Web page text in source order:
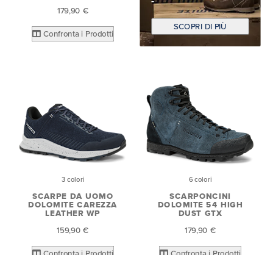
179,90 €
Confronta i Prodotti
SCOPRI DI PIÙ
3 colori
SCARPE DA UOMO
DOLOMITE CAREZZA
LEATHER WP
159,90 €
6 colori
SCARPONCINI
DOLOMITE 54 HIGH
DUST GTX
179,90 €